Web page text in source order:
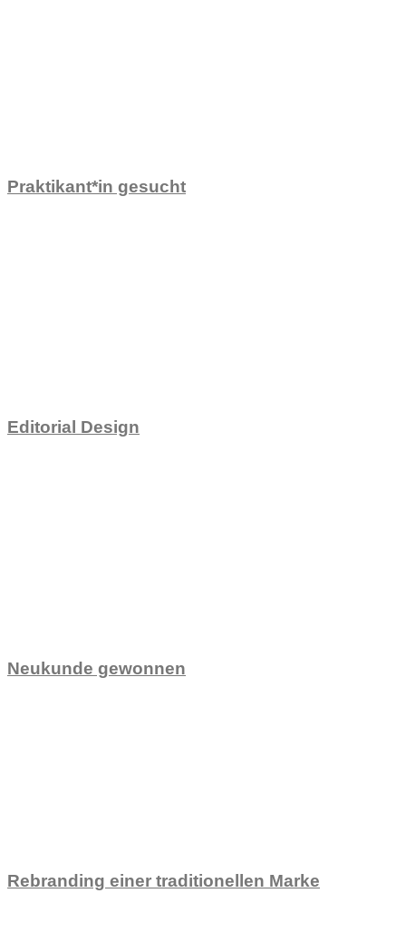
Praktikant*in gesucht
Editorial Design
Neukunde gewonnen
Rebranding einer traditionellen Marke